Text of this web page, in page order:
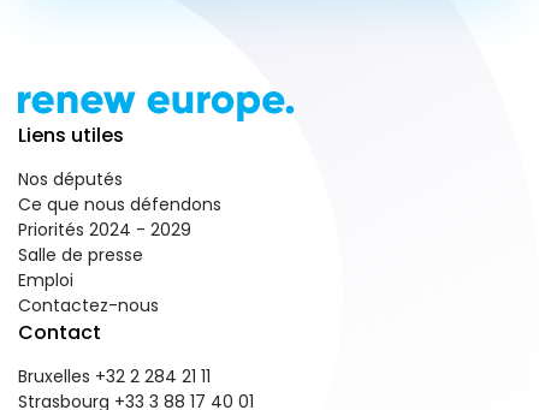
Liens utiles
Nos députés
Ce que nous défendons
Priorités 2024 - 2029
Salle de presse
Emploi
Contactez-nous
Contact
Bruxelles +32 2 284 21 11
Strasbourg +33 3 88 17 40 01